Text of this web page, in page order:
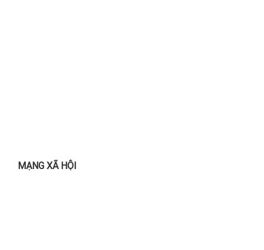
MẠNG XÃ HỘI